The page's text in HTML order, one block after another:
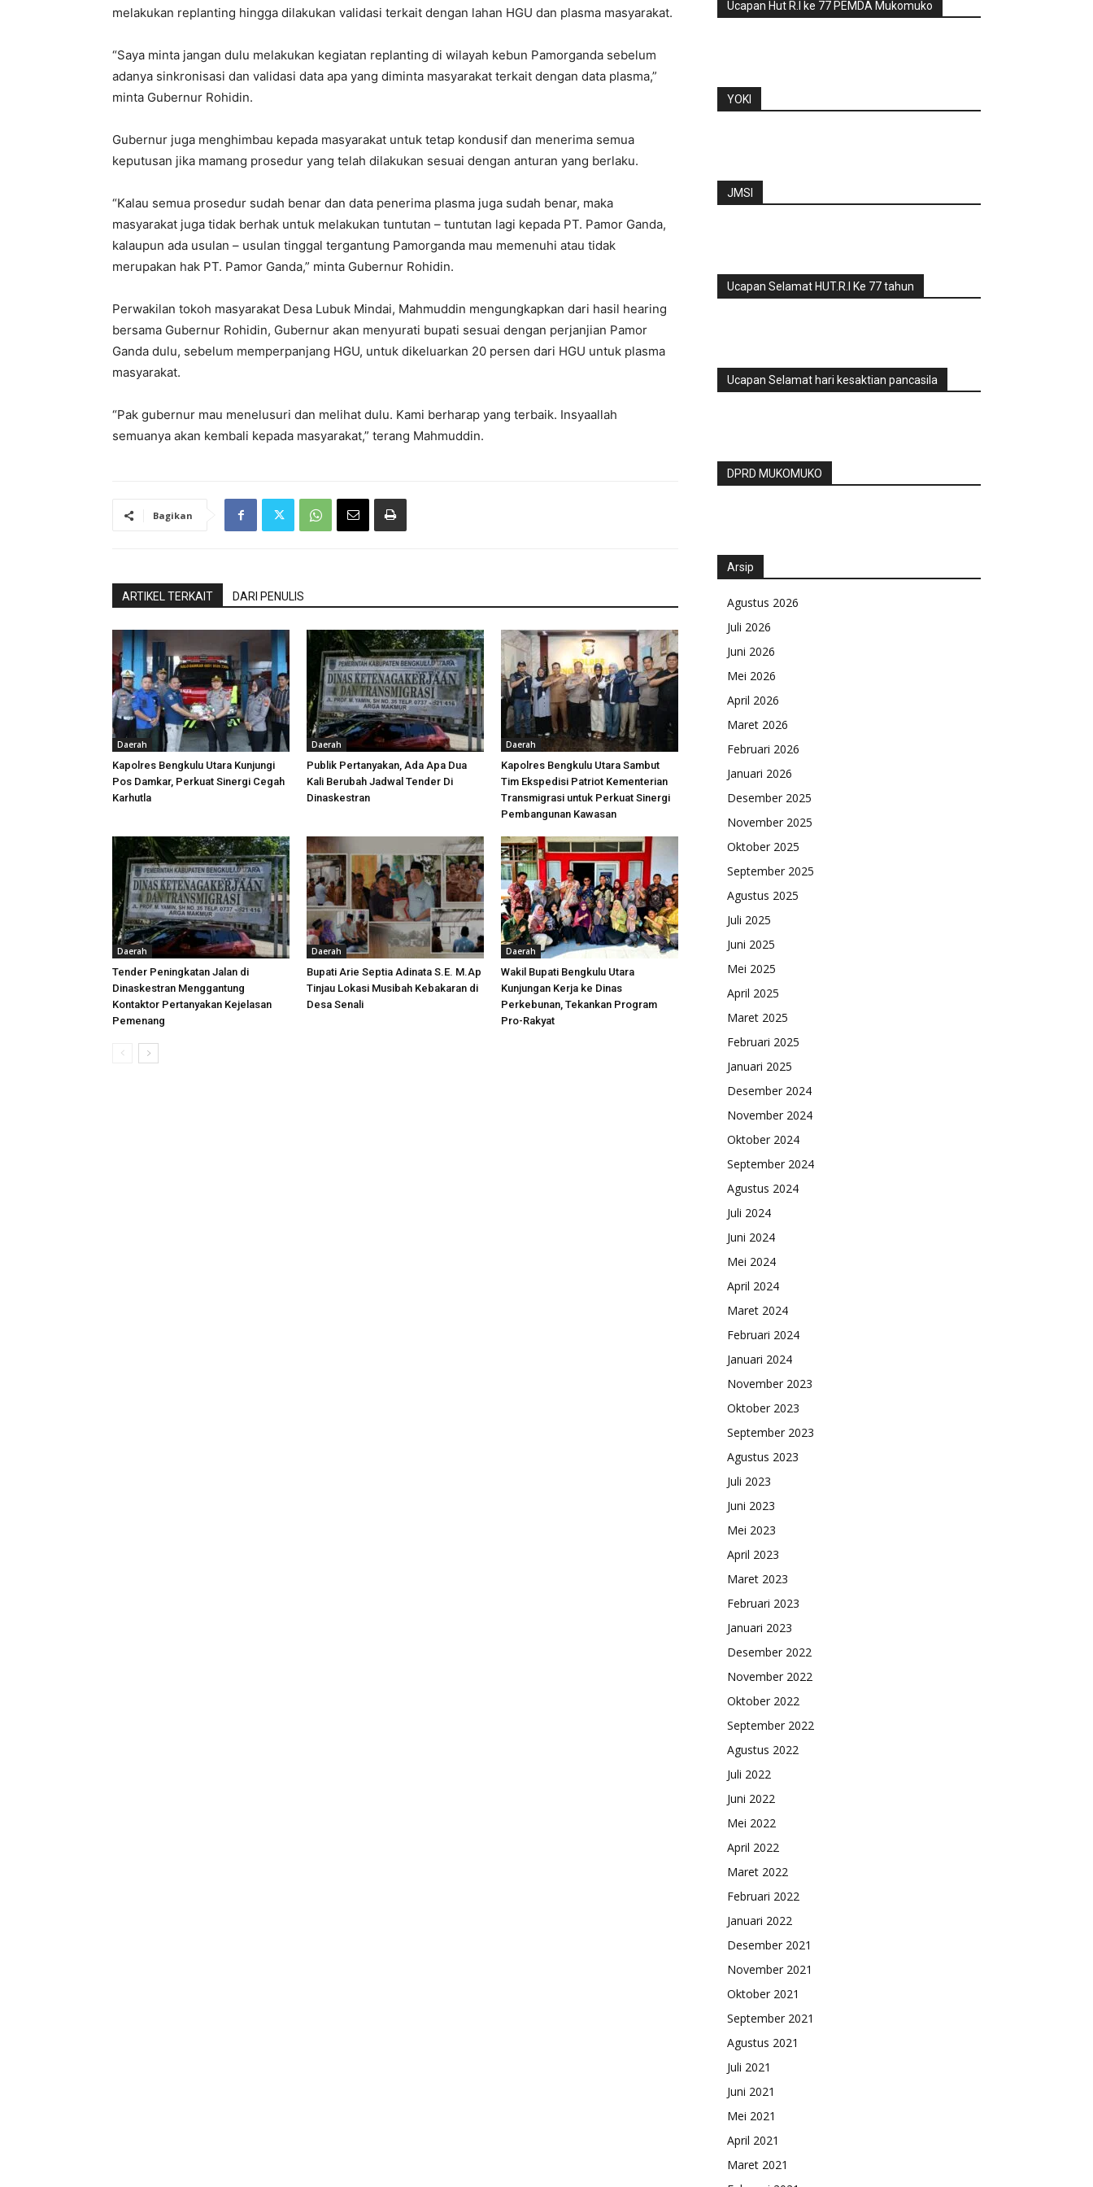
melakukan replanting hingga dilakukan validasi terkait dengan lahan HGU dan plasma masyarakat.
“Saya minta jangan dulu melakukan kegiatan replanting di wilayah kebun Pamorganda sebelum
adanya sinkronisasi dan validasi data apa yang diminta masyarakat terkait dengan data plasma,”
minta Gubernur Rohidin.
Gubernur juga menghimbau kepada masyarakat untuk tetap kondusif dan menerima semua
keputusan jika mamang prosedur yang telah dilakukan sesuai dengan anturan yang berlaku.
“Kalau semua prosedur sudah benar dan data penerima plasma juga sudah benar, maka
masyarakat juga tidak berhak untuk melakukan tuntutan – tuntutan lagi kepada PT. Pamor Ganda,
kalaupun ada usulan – usulan tinggal tergantung Pamorganda mau memenuhi atau tidak
merupakan hak PT. Pamor Ganda,” minta Gubernur Rohidin.
Perwakilan tokoh masyarakat Desa Lubuk Mindai, Mahmuddin mengungkapkan dari hasil hearing
bersama Gubernur Rohidin, Gubernur akan menyurati bupati sesuai dengan perjanjian Pamor
Ganda dulu, sebelum memperpanjang HGU, untuk dikeluarkan 20 persen dari HGU untuk plasma
masyarakat.
“Pak gubernur mau menelusuri dan melihat dulu. Kami berharap yang terbaik. Insyaallah
semuanya akan kembali kepada masyarakat,” terang Mahmuddin.
Bagikan
ARTIKEL TERKAIT DARI PENULIS
Daerah
Kapolres Bengkulu Utara Kunjungi
Pos Damkar, Perkuat Sinergi Cegah
Karhutla
Daerah
Publik Pertanyakan, Ada Apa Dua
Kali Berubah Jadwal Tender Di
Dinaskestran
Daerah
Kapolres Bengkulu Utara Sambut
Tim Ekspedisi Patriot Kementerian
Transmigrasi untuk Perkuat Sinergi
Pembangunan Kawasan
Daerah
Tender Peningkatan Jalan di
Dinaskestran Menggantung
Kontaktor Pertanyakan Kejelasan
Pemenang
Daerah
Bupati Arie Septia Adinata S.E. M.Ap
Tinjau Lokasi Musibah Kebakaran di
Desa Senali
Daerah
Wakil Bupati Bengkulu Utara
Kunjungan Kerja ke Dinas
Perkebunan, Tekankan Program
Pro-Rakyat
Ucapan Hut R.I ke 77 PEMDA Mukomuko
YOKI
JMSI
Ucapan Selamat HUT.R.I Ke 77 tahun
Ucapan Selamat hari kesaktian pancasila
DPRD MUKOMUKO
Arsip
Agustus 2026
Juli 2026
Juni 2026
Mei 2026
April 2026
Maret 2026
Februari 2026
Januari 2026
Desember 2025
November 2025
Oktober 2025
September 2025
Agustus 2025
Juli 2025
Juni 2025
Mei 2025
April 2025
Maret 2025
Februari 2025
Januari 2025
Desember 2024
November 2024
Oktober 2024
September 2024
Agustus 2024
Juli 2024
Juni 2024
Mei 2024
April 2024
Maret 2024
Februari 2024
Januari 2024
November 2023
Oktober 2023
September 2023
Agustus 2023
Juli 2023
Juni 2023
Mei 2023
April 2023
Maret 2023
Februari 2023
Januari 2023
Desember 2022
November 2022
Oktober 2022
September 2022
Agustus 2022
Juli 2022
Juni 2022
Mei 2022
April 2022
Maret 2022
Februari 2022
Januari 2022
Desember 2021
November 2021
Oktober 2021
September 2021
Agustus 2021
Juli 2021
Juni 2021
Mei 2021
April 2021
Maret 2021